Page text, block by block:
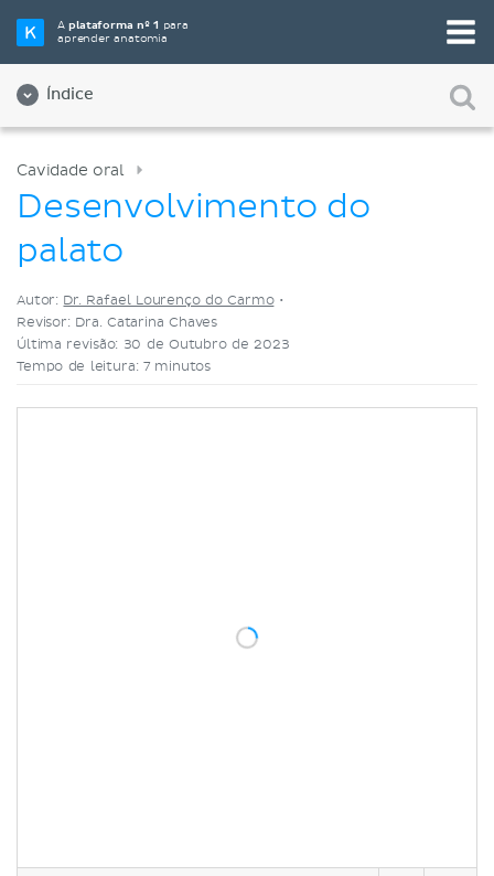
Aplataforma nº 1 para
aprender anatomia
Índice
Selecione a sua ferramenta de estudo favorita
Videoaulas
Cavidade oral
Desenvolvimento do
palato
Autor: Dr. Rafael Lourenço do Carmo•
Revisor: Dra. Catarina Chaves
Última revisão: 30 de Outubro de 2023
Tempo de leitura: 7 minutos